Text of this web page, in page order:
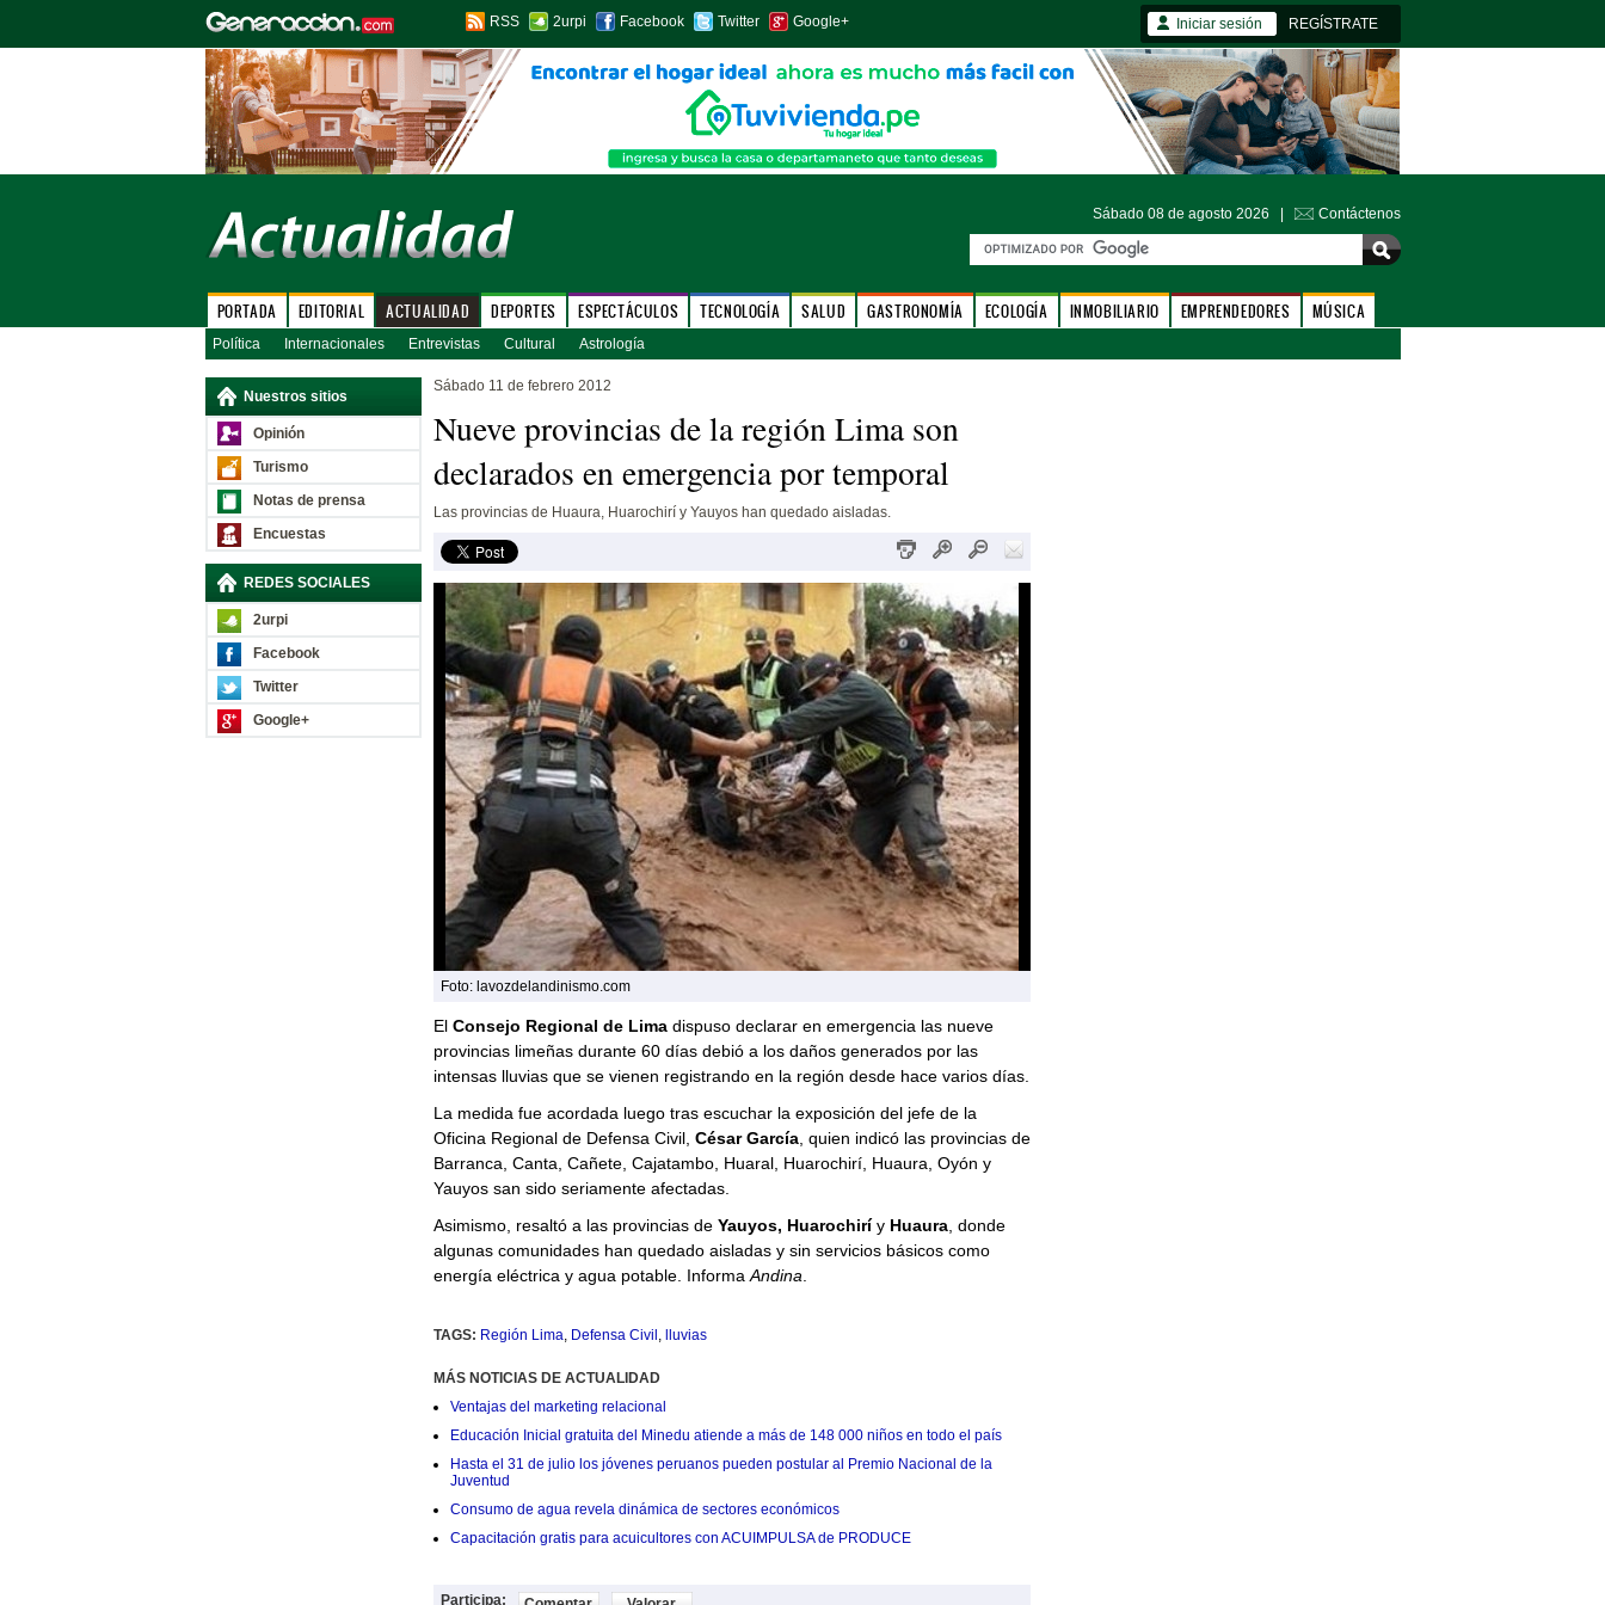
RSS 2urpi Facebook Twitter Google+ Iniciar sesión REGÍSTRATE
Sábado 08 de agosto 2026 | Contáctenos
PORTADA EDITORIAL ACTUALIDAD DEPORTES ESPECTÁCULOS TECNOLOGÍA SALUD GASTRONOMÍA ECOLOGÍA INMOBILIARIO EMPRENDEDORES MÚSICA
Política Internacionales Entrevistas Cultural Astrología
Nuestros sitios
Opinión
Turismo
Notas de prensa
Encuestas
REDES SOCIALES
2urpi
Facebook
Twitter
Google+
Sábado 11 de febrero 2012
Nueve provincias de la región Lima son
declarados en emergencia por temporal
Las provincias de Huaura, Huarochirí y Yauyos han quedado aisladas.
Foto: lavozdelandinismo.com
El Consejo Regional de Limadispuso declarar en emergencia las nueve
provincias limeñas durante 60 días debió a los daños generados por las
intensas lluvias que se vienen registrando en la región desde hace varios días.
La medida fue acordada luego tras escuchar la exposición del jefe de la
Oficina Regional de Defensa Civil, César García, quien indicó las provincias de
Barranca, Canta, Cañete, Cajatambo, Huaral, Huarochirí, Huaura, Oyón y
Yauyos san sido seriamente afectadas.
Asimismo, resaltó a las provincias de Yauyos, Huarochiríy Huaura, donde
algunas comunidades han quedado aisladas y sin servicios básicos como
energía eléctrica y agua potable. Informa Andina
TAGS: Región Lima, Defensa Civil , lluvias
MÁS NOTICIAS DE ACTUALIDAD
Ventajas del marketing relacional
Educación Inicial gratuita del Minedu atiende a más de 148 000 niños en todo el país
Hasta el 31 de julio los jóvenes peruanos pueden postular al Premio Nacional de la
Juventud
Consumo de agua revela dinámica de sectores económicos
Capacitación gratis para acuicultores con ACUIMPULSA de PRODUCE
Participa: